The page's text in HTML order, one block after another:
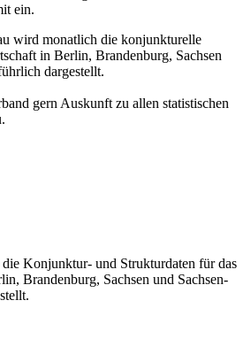
ein.
wird monatlich die konjunkturelle
in Berlin, Brandenburg, Sachsen
dargestellt.
gern Auskunft zu allen statistischen
Konjunktur- und Strukturdaten für das
Brandenburg, Sachsen und Sachsen-